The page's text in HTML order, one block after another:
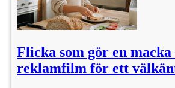
Flicka som gör en macka
reklamfilm för ett